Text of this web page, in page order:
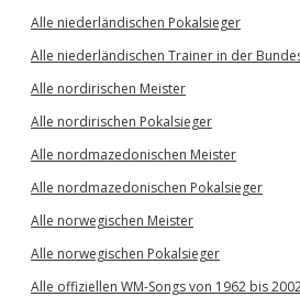
Alle niederländischen Pokalsieger
Alle niederländischen Trainer in der
Alle nordirischen Meister
Alle nordirischen Pokalsieger
Alle nordmazedonischen Meister
Alle nordmazedonischen Pokalsieger
Alle norwegischen Meister
Alle norwegischen Pokalsieger
Alle offiziellen WM-Songs von 1962 bis